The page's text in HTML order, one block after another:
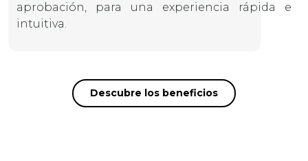
aprobación, para una experiencia rápida e
intuitiva.
Descubre los beneficios